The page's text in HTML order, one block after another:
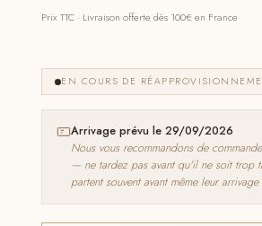
Prix TTC · Livraison offerte dès 100€ en France
EN COURS DE
Arrivage prévu le 29/09/2026
Nous vous recommandons de
— ne tardez pas avant qu'il ne soit trop
partent souvent avant même leur